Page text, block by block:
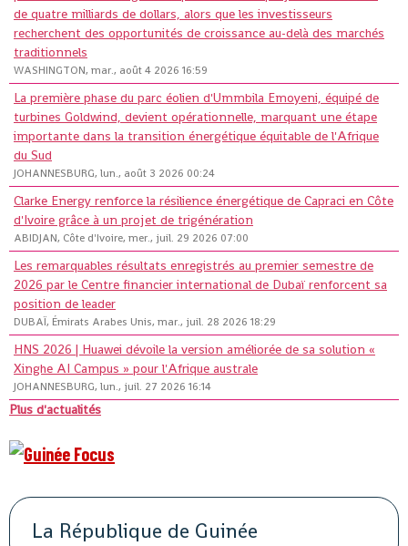
de quatre milliards de dollars, alors que les investisseurs
recherchent des opportunités de croissance au-delà des marchés
traditionnels
WASHINGTON, mar., août 4 2026 16:59
La première phase du parc éolien d'Ummbila Emoyeni, équipé de
turbines Goldwind, devient opérationnelle, marquant une étape
importante dans la transition énergétique équitable de l'Afrique
du Sud
JOHANNESBURG, lun., août 3 2026 00:24
Clarke Energy renforce la résilience énergétique de Capraci en Côte
d'Ivoire grâce à un projet de trigénération
ABIDJAN, Côte d'Ivoire, mer., juil. 29 2026 07:00
Les remarquables résultats enregistrés au premier semestre de
2026 par le Centre financier international de Dubaï renforcent sa
position de leader
DUBAÏ, Émirats Arabes Unis, mar., juil. 28 2026 18:29
HNS 2026 | Huawei dévoile la version améliorée de sa solution «
Xinghe AI Campus » pour l'Afrique australe
JOHANNESBURG, lun., juil. 27 2026 16:14
Plus d'actualités
La République de Guinée